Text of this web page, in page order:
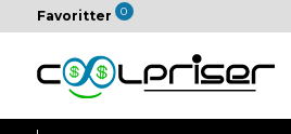
Favoritter 0